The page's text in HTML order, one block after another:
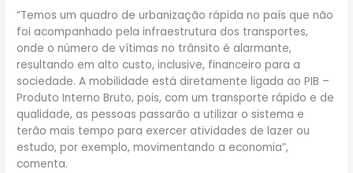
“Temos um quadro de urbanização rápida no país que não
foi acompanhado pela infraestrutura dos transportes,
onde o número de vítimas no trânsito é alarmante,
resultando em alto custo, inclusive, financeiro para a
sociedade. A mobilidade está diretamente ligada ao PIB –
Produto Interno Bruto, pois, com um transporte rápido e de
qualidade, as pessoas passarão a utilizar o sistema e
terão mais tempo para exercer atividades de lazer ou
estudo, por exemplo, movimentando a economia”,
comenta.